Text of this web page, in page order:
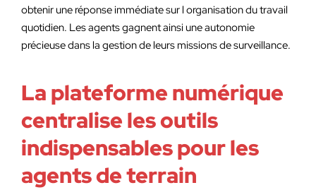
obtenir une réponse immédiate sur l organisation du travail
quotidien. Les agents gagnent ainsi une autonomie
précieuse dans la gestion de leurs missions de surveillance.
La plateforme numérique
centralise les outils
indispensables pour les
agents de terrain